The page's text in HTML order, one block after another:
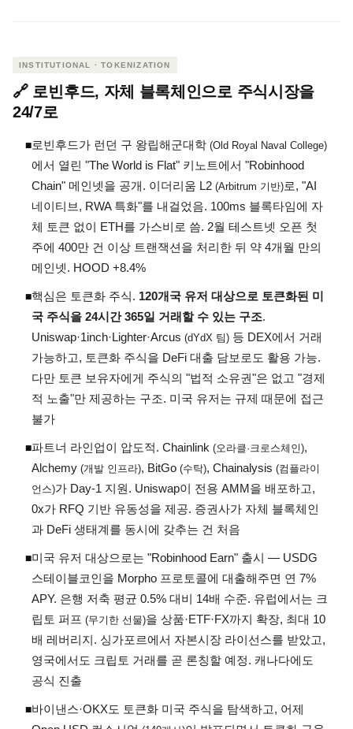
INSTITUTIONAL · TOKENIZATION
🔗 로빈후드, 자체 블록체인으로 주식시장을
24/7로
◾로빈후드가 런던 구 왕립해군대학 (Old Royal Naval College)
에서 열린 "The World is Flat" 키노트에서 "Robinhood
Chain" 메인넷을 공개. 이더리움 L2 (Arbitrum 기반)로, "AI
네이티브, RWA 특화"를 내걸었음. 100ms 블록타임에 자
체 토큰 없이 ETH를 가스비로 씀. 2월 테스트넷 오픈 첫
주에 400만 건 이상 트랜잭션을 처리한 뒤 약 4개월 만의
메인넷. HOOD +8.4%
◾핵심은 토큰화 주식. 120개국 유저 대상으로 토큰화된 미
국 주식을 24시간 365일 거래할 수 있는 구조.
Uniswap·1inch·Lighter·Arcus (dYdX 팀) 등 DEX에서 거래
가능하고, 토큰화 주식을 DeFi 대출 담보로도 활용 가능.
다만 토큰 보유자에게 주식의 "법적 소유권"은 없고 "경제
적 노출"만 제공하는 구조. 미국 유저는 규제 때문에 접근
불가
◾파트너 라인업이 압도적. Chainlink (오라클·크로스체인),
Alchemy (개발 인프라), BitGo (수탁), Chainalysis (컴플라이
언스)가 Day-1 지원. Uniswap이 전용 AMM을 배포하고,
0x가 RFQ 기반 유동성을 제공. 증권사가 자체 블록체인
과 DeFi 생태계를 동시에 갖추는 건 처음
◾미국 유저 대상으로는 "Robinhood Earn" 출시 — USDG
스테이블코인을 Morpho 프로토콜에 대출해주면 연 7%
APY. 은행 저축 평균 0.5% 대비 14배 수준. 유럽에서는 크
립토 퍼프 (무기한 선물)을 상품·ETF·FX까지 확장, 최대 10
배 레버리지. 싱가포르에서 자본시장 라이선스를 받았고,
영국에서도 크립토 거래를 곧 론칭할 예정. 캐나다에도
공식 진출
◾바이낸스·OKX도 토큰화 미국 주식을 탐색하고, 어제